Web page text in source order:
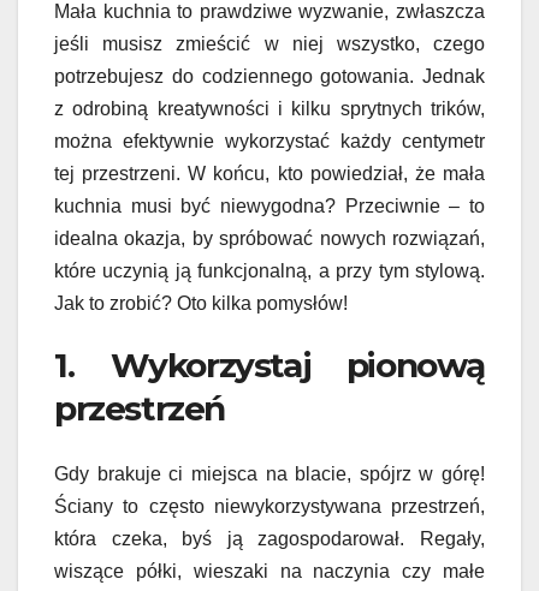
Mała kuchnia to prawdziwe wyzwanie, zwłaszcza
jeśli musisz zmieścić w niej wszystko, czego
potrzebujesz do codziennego gotowania. Jednak
z odrobiną kreatywności i kilku sprytnych trików,
można efektywnie wykorzystać każdy centymetr
tej przestrzeni. W końcu, kto powiedział, że mała
kuchnia musi być niewygodna? Przeciwnie – to
idealna okazja, by spróbować nowych rozwiązań,
które uczynią ją funkcjonalną, a przy tym stylową.
Jak to zrobić? Oto kilka pomysłów!
1. Wykorzystaj pionową
przestrzeń
Gdy brakuje ci miejsca na blacie, spójrz w górę!
Ściany to często niewykorzystywana przestrzeń,
która czeka, byś ją zagospodarował. Regały,
wiszące półki, wieszaki na naczynia czy małe